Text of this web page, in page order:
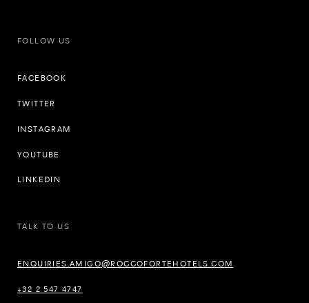
FOLLOW US
FACEBOOK
TWITTER
INSTAGRAM
YOUTUBE
LINKEDIN
TALK TO US
ENQUIRIES.AMIGO@ROCCOFORTEHOTELS.COM
+32 2 547 4747